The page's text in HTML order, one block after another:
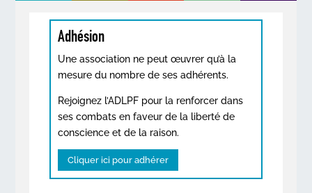
Adhésion
Une association ne peut œuvrer qu’à la
mesure du nombre de ses adhérents.
Rejoignez l’ADLPF pour la renforcer dans
ses combats en faveur de la liberté de
conscience et de la raison.
Cliquer ici pour adhérer